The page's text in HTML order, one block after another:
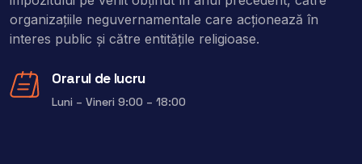
organizaţiile neguvernamentale care acţionează în
interes public şi către entitățile religioase.
Orarul de lucru
Luni – Vineri 9:00 – 18:00